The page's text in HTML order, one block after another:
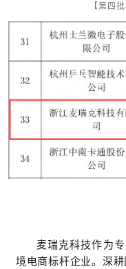
【第四
麦瑞克科技作为
境电商标杆企业。深